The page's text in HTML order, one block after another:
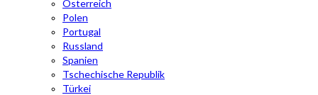
Österreich
Polen
Portugal
Russland
Spanien
Tschechische Republik
Türkei